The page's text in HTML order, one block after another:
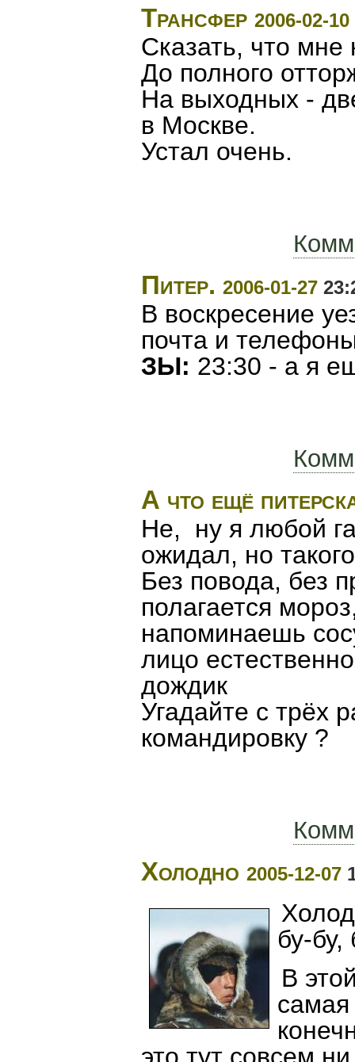
Трансфер 2006-02-10
Сказать, что мне
До полного
На выходных -
в Москве.
Устал очень.
Питер. 2006-01-27
В воскресение
почта и
ЗЫ: 23:30 - а я
А что ещё
Не, ну я любой
ожидал, но
Без повода, без
полагается
напоминаешь
лицо
дождик
Угадайте с трёх
командировку ?
Холодно 2005-12-07
бу-бу,
В
это тут совсем